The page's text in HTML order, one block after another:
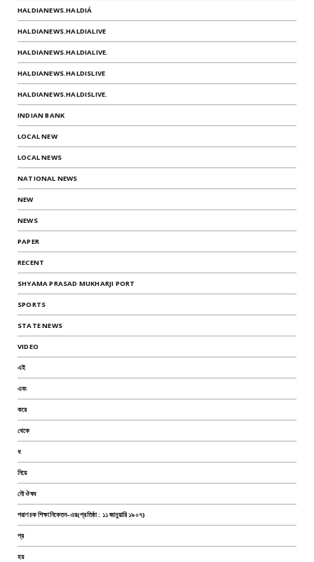
HALDIANEWS.HALDIÁ
HALDIANEWS.HALDIALIVE
HALDIANEWS.HALDIALIVE.
HALDIANEWS.HALDISLIVE
HALDIANEWS.HALDISLIVE.
INDIAN BANK
LOCAL NEW
LOCAL NEWS
NATIONAL NEWS
NEW
NEWS
PAPER
RECENT
SHYAMA PRASAD MUKHARJI PORT
SPORTS
STATE NEWS
VIDEO
এই
এবং
করে
থেকে
ধ
নিয়ে
নৌ ঔষধ
পরাণচক শিক্ষানিকেতন-এর(প্রতিষ্ঠা : ১১ জানুয়ারি ১৯০৭)
প্র
হয়